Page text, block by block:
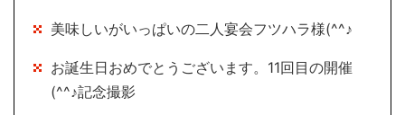
美味しいがいっぱいの二人宴会フツハラ様(^^♪
お誕生日おめでとうございます。11回目の開催
(^^♪記念撮影